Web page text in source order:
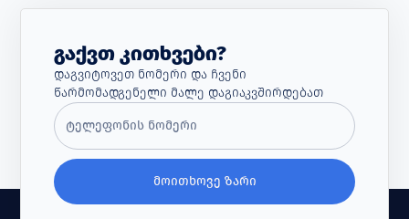
Გაქვთ Კითხვები?
Დაგვიტოვეთ Ნომერი Და Ჩვენი
Წარმომადგენელი Მალე Დაგიაკვშირდებათ
ᲛᲝᲘᲗᲮᲝᲕᲔ ᲖᲐᲠᲘ